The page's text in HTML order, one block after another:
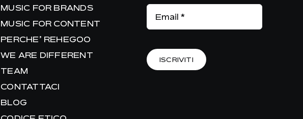
MUSIC FOR BRANDS
MUSIC FOR CONTENT
PERCHE’ REHEGOO
WE ARE DIFFERENT
TEAM
CONTATTACI
BLOG
ISCRIVITI